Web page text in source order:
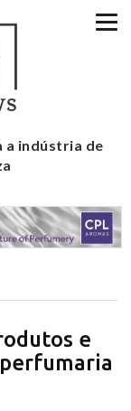
a indústria de
e